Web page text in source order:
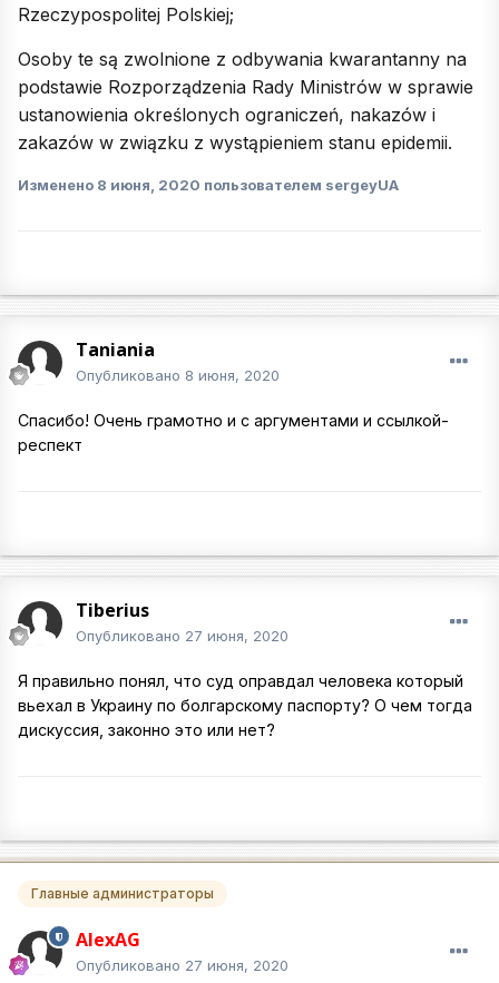
Rzeczypospolitej Polskiej;
Osoby te są zwolnione z odbywania kwarantanny na
podstawie Rozporządzenia Rady Ministrów w sprawie
ustanowienia określonych ograniczeń, nakazów i
zakazów w związku z wystąpieniem stanu epidemii.
Изменено 8 июня, 2020 пользователем sergeyUA
Taniania
Опубликовано 8 июня, 2020
Спасибо! Очень грамотно и с аргументами и ссылкой-
респект
Tiberius
Опубликовано 27 июня, 2020
Я правильно понял, что суд оправдал человека который
вьехал в Украину по болгарскому паспорту? О чем тогда
дискуссия, законно это или нет?
Главные администраторы
AlexAG
Опубликовано 27 июня, 2020